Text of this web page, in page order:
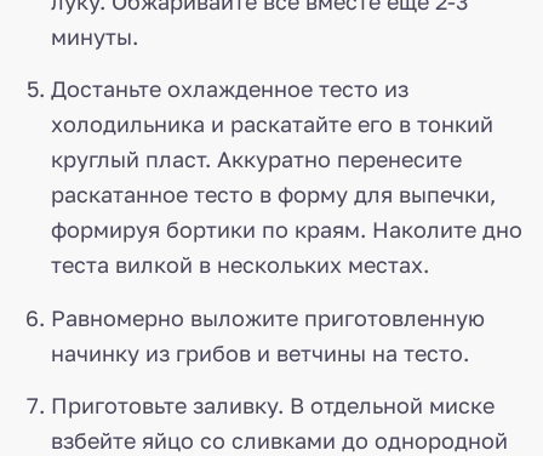
минуты.
Достаньте охлажденное тесто из
холодильника и раскатайте его в тонкий
круглый пласт. Аккуратно перенесите
раскатанное тесто в форму для выпечки,
формируя бортики по краям. Наколите дно
теста вилкой в нескольких местах.
Равномерно выложите приготовленную
начинку из грибов и ветчины на тесто.
Приготовьте заливку. В отдельной миске
взбейте яйцо со сливками до однородной